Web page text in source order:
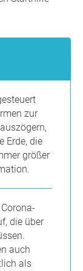
zur
Erde, die
größer
die über
auch
als